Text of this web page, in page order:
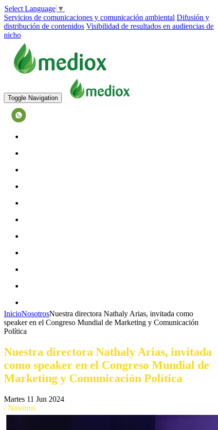
Select Language ▼
Servicios de comunicaciones y comunicación ambiental Difusión y
distribución de contenidos Visibilidad de resultados en audiencias de
nicho
Toggle Navigation
InicioNosotrosNuestra directora Nathaly Arias, invitada como
speaker en el Congreso Mundial de Marketing y Comunicación
Política
Nuestra directora Nathaly Arias, invitada
como speaker en el Congreso Mundial de
Marketing y Comunicación Política
Martes 11 Jun 2024
/ Nosotros